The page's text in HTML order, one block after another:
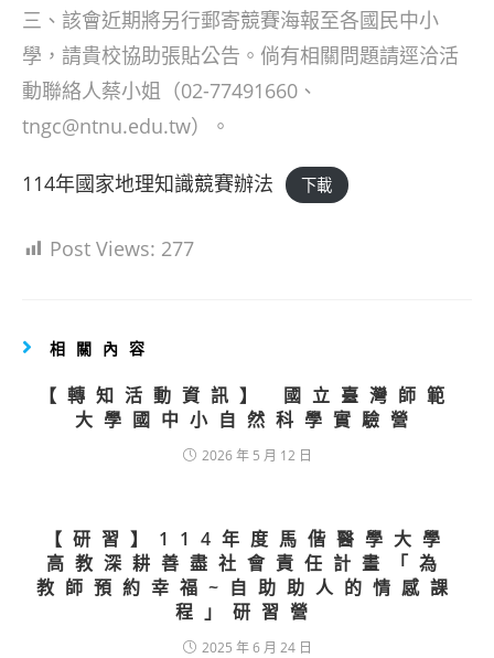
三、該會近期將另行郵寄競賽海報至各國民中小
學，請貴校協助張貼公告。倘有相關問題請逕洽活
動聯絡人蔡小姐（02-77491660、
tngc@ntnu.edu.tw）。
114年國家地理知識競賽辦法 下載
Post Views: 277
相關內容
【轉知活動資訊】 國立臺灣師範
大學國中小自然科學實驗營
2026 年 5 月 12 日
【研習】114年度馬偕醫學大學
高教深耕善盡社會責任計畫「為
教師預約幸福~自助助人的情感課
程」研習營
2025 年 6 月 24 日